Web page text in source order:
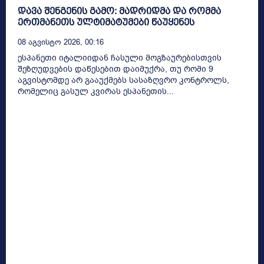
დავა შენგენის გამო: მადრიდმა და რომმა
ერთმანეთს ულტიმატუმები წაუყენეს
08 Აგვისტო 2026, 00:16
ესპანეთი იტალიიდან ჩასული მოგზაურებისთვის
შეზღუდვების დაწესებით დაიმუქრა, თუ რომი 9
აგვისტომდე არ გააუქმებს სასაზღვრო კონტროლს,
რომელიც გასულ კვირას ესპანეთის...